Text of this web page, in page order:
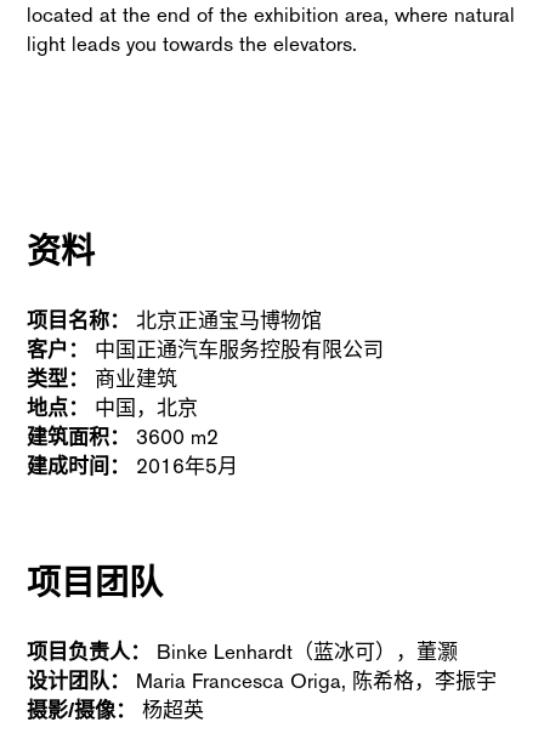
located at the end of the exhibition area, where natural
light leads you towards the elevators.
资料
项目名称：
北京正通宝马博物馆
客户：
中国正通汽车服务控股有限公司
类型：
商业建筑
地点：
中国，北京
建筑面积：
3600 m2
建成时间：
2016年5月
项目团队
项目负责人：
Binke Lenhardt（蓝冰可），董灏
设计团队：
Maria Francesca Origa, 陈希格，李振宇
摄影/摄像：
杨超英